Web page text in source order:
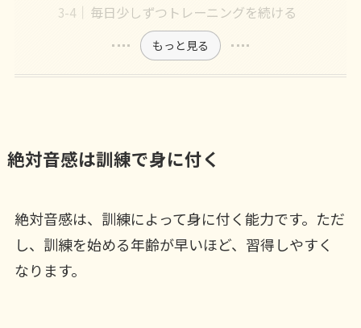
毎日少しずつトレーニングを続ける
もっと見る
絶対音感は訓練で身に付く
絶対音感は、訓練によって身に付く能力です。ただ
し、訓練を始める年齢が早いほど、習得しやすく
なります。